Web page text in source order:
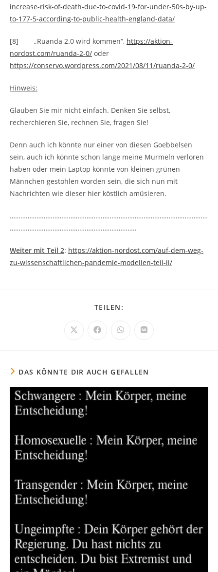
increase-risk-of-death-due-to-covid-19-for-under-50s-by-up-
to-177-5-according-to-public-health-england-data/
[8] „Ruanda 2.0 wird kommen“, https://aktion-
nordost.com/ruanda-2-0/ oder
https://conservo.wordpress.com/2021/08/11/ruanda-2-0/
Hinweis:
Glauben Sie mir nicht einfach. Denken Sie selbst,
recherchieren Sie, rechnen Sie, fragen Sie!
Denn auch ich könnte nur einer von diesen Goebbelsen
sein, auch ich könnte schon lange meine Murmeln verloren
haben oder mein Laptop könnte von kleinen grünen
Männchen gestohlen worden sein, die sich nun mit
Nachrichten wie dieser hier köstlich amüsieren.
…………………………………………………………………………………………………
……………………………………………………………..
Weiter mit Teil 2: https://aktion-nordost.com/auf-dem-weg-
zu-wissenschaftlichen-pandemie-modellen-teil-ii/
TEILEN:
Öffnet Öffnet Öffnet Öffnet
DAS KÖNNTE DIR AUCH GEFALLEN